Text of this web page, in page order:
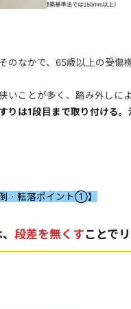
のなかで、65歳以上の受傷
ことが多く、踏み外しに
りは1段目まで取り付ける
・転落ポイント①】
段差を無くすことで